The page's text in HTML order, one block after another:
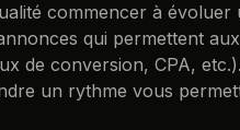
commencer à
qui permettent
de conversion, CPA,
un rythme vous